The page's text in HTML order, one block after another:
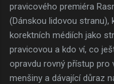
pravicového premiéra
(Dánskou lidovou stranu),
korektních médiích jako
pravicovou a kdo ví, co
opravdu rovný přístup pro
menšiny a dávající důraz